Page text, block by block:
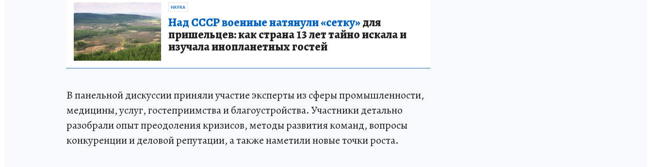
НАУКА
Над СССР военные натянули «сетку»для
пришельцев: как страна 13 лет тайно искала и
изучала инопланетных гостей
В панельной дискуссии приняли участие эксперты из сферы промышленности,
медицины, услуг, гостеприимства и благоустройства. Участники детально
разобрали опыт преодоления кризисов, методы развития команд, вопросы
конкуренции и деловой репутации, а также наметили новые точки роста.